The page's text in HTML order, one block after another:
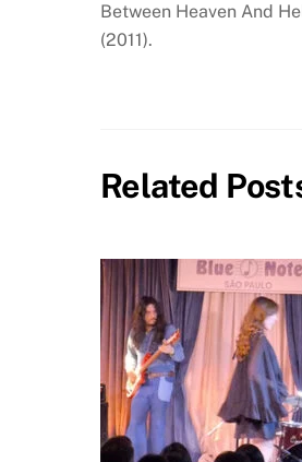
Between Heaven And
(2011).
Related